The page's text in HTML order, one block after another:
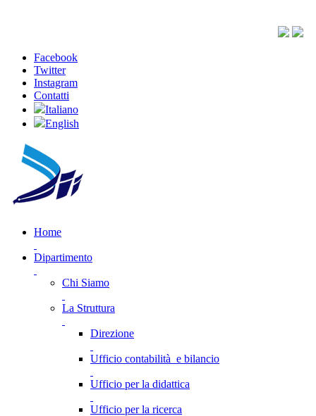
Facebook
Twitter
Instagram
Contatti
Italiano
English
Home
Dipartimento
Chi Siamo
La Struttura
Direzione
Ufficio contabilità e bilancio
Ufficio per la didattica
Ufficio per la ricerca